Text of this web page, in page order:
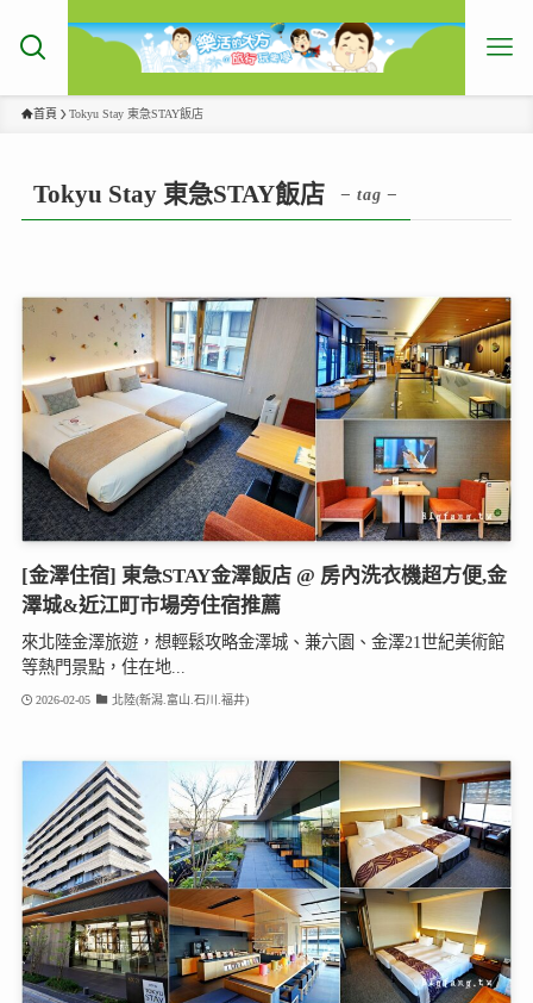
首頁 Tokyu Stay 東急STAY飯店
Tokyu Stay 東急STAY飯店 – tag –
[金澤住宿] 東急STAY金澤飯店 @ 房內洗衣機超方便,金
澤城&近江町市場旁住宿推薦
來北陸金澤旅遊，想輕鬆攻略金澤城、兼六園、金澤21世紀美術館
等熱門景點，住在地...
2026-02-05 北陸(新潟.富山.石川.福井)